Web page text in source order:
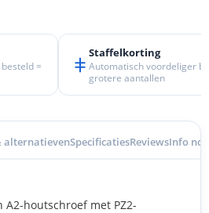
=
Staffelkorting
Automatisch voordeliger bij
grotere aantallen
alternatievenSpecificatiesReviewsInfo
A2-houtschroef met PZ2-